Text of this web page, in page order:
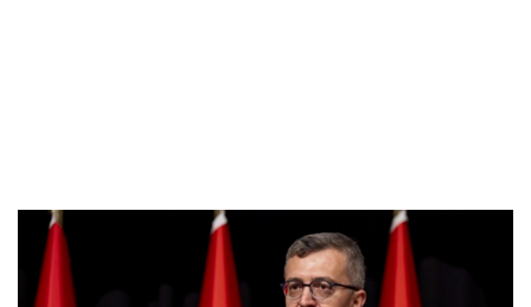
Duran: Anafartalar Zaferi’nin 111'i..